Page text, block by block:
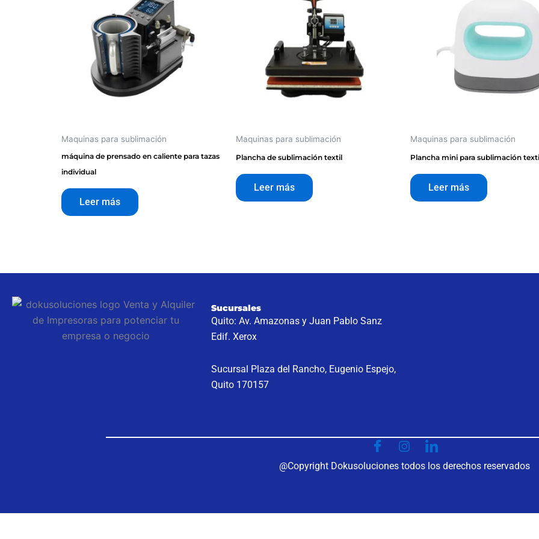
Maquinas para sublimación
máquina de prensado en caliente para tazas
individual
Leer más
Maquinas para sublimación
Plancha de sublimación textil
Leer más
Maquinas para sublimación
Plancha mini para sublimación
Leer más
Sucursales
Quito: Av. Amazonas y Juan Pablo Sanz
Edif. Xerox
Sucursal Plaza del Rancho, Eugenio Espejo,
Quito 170157
@Copyright Dokusoluciones todos los derechos reservados